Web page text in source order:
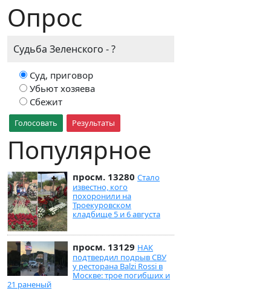
Опрос
Судьба Зеленского - ?
Суд, приговор
Убьют хозяева
Сбежит
Голосовать Результаты
Популярное
просм. 13280 Стало
известно, кого
похоронили на
Троекуровском
кладбище 5 и 6 августа
просм. 13129 НАК
подтвердил подрыв СВУ
у ресторана Balzi Rossi в
Москве: трое погибших и
21 раненый